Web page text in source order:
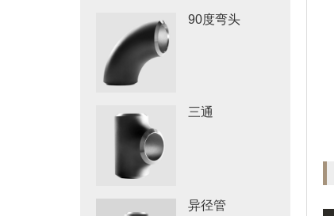
90度弯头
三通
异径管